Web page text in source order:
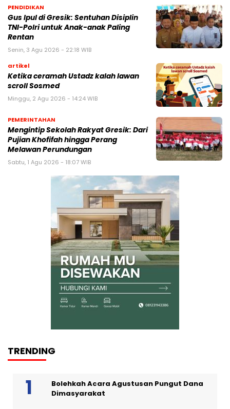
PENDIDIKAN
Gus Ipul di Gresik: Sentuhan Disiplin
TNI-Polri untuk Anak-anak Paling
Rentan
Senin, 3 Agu 2026 - 22:18 WIB
artikel
Ketika ceramah Ustadz kalah lawan
scroll Sosmed
Minggu, 2 Agu 2026 - 14:24 WIB
PEMERINTAHAN
Mengintip Sekolah Rakyat Gresik: Dari
Pujian Khofifah hingga Perang
Melawan Perundungan
Sabtu, 1 Agu 2026 - 18:07 WIB
TRENDING
Bolehkah Acara Agustusan Pungut Dana
Dimasyarakat